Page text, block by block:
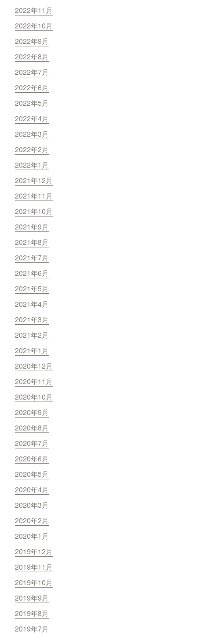
2022年11月
2022年10月
2022年9月
2022年8月
2022年7月
2022年6月
2022年5月
2022年4月
2022年3月
2022年2月
2022年1月
2021年12月
2021年11月
2021年10月
2021年9月
2021年8月
2021年7月
2021年6月
2021年5月
2021年4月
2021年3月
2021年2月
2021年1月
2020年12月
2020年11月
2020年10月
2020年9月
2020年8月
2020年7月
2020年6月
2020年5月
2020年4月
2020年3月
2020年2月
2020年1月
2019年12月
2019年11月
2019年10月
2019年9月
2019年8月
2019年7月